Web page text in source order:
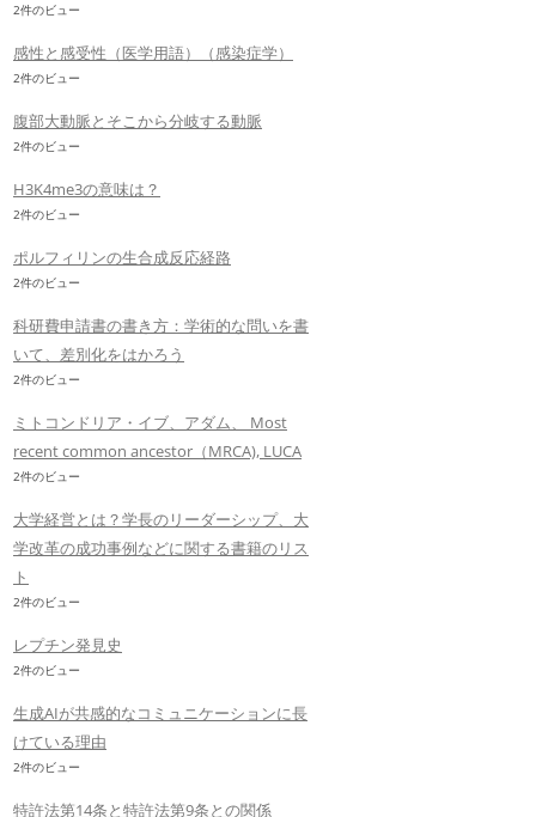
2件のビュー
感性と感受性（医学用語）（感染症学）
2件のビュー
腹部大動脈とそこから分岐する動脈
2件のビュー
H3K4me3の意味は？
2件のビュー
ポルフィリンの生合成反応経路
2件のビュー
科研費申請書の書き方：学術的な問いを書
いて、差別化をはかろう
2件のビュー
ミトコンドリア・イブ、アダム、 Most
recent common ancestor（MRCA), LUCA
2件のビュー
大学経営とは？学長のリーダーシップ、大
学改革の成功事例などに関する書籍のリス
ト
2件のビュー
レプチン発見史
2件のビュー
生成AIが共感的なコミュニケーションに長
けている理由
2件のビュー
特許法第14条と特許法第9条との関係